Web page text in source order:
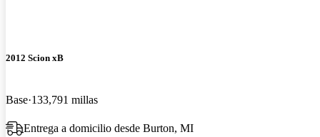
2012 Scion xB
Base 133,791 millas
Entrega a domicilio desde Burton, MI